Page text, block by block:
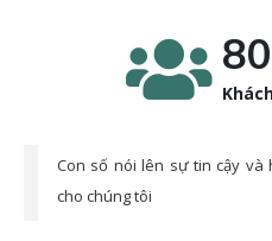
Con số nói lên sự tin cậy và
cho chúng tôi